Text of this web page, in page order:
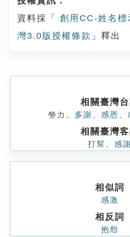
資料採「
創用CC-姓名
灣3.0版授權條款 」釋出
相關臺灣
勞力 多謝 感恩
相關臺灣
打幫 感
相似詞
感激
相反詞
抱怨